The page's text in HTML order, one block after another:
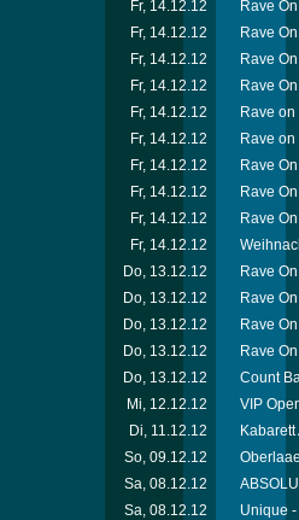
Fr, 14.12.12
Rave
Fr, 14.12.12
Rave
Fr, 14.12.12
Rave
Fr, 14.12.12
Rave
Fr, 14.12.12
Rave
Fr, 14.12.12
Rave
Fr, 14.12.12
Rave
Fr, 14.12.12
Rave
Fr, 14.12.12
Rave
Fr, 14.12.12
Do, 13.12.12
Rave
Do, 13.12.12
Rave
Do, 13.12.12
Rave
Do, 13.12.12
Rave
Do, 13.12.12
Count
Mi, 12.12.12
VIP
Di, 11.12.12
So, 09.12.12
Sa, 08.12.12
Sa, 08.12.12
Unique